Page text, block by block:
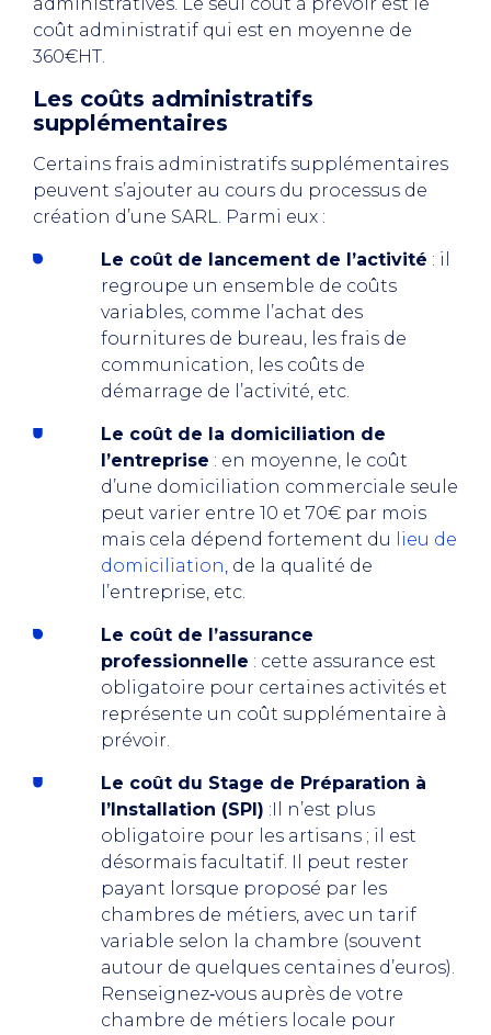
coût administratif qui est en moyenne de
360€HT.
Les coûts administratifs
supplémentaires
Certains frais administratifs supplémentaires
peuvent s’ajouter au cours du processus de
création d’une SARL. Parmi eux :
Le coût de lancement de l’activité : il
regroupe un ensemble de coûts
variables, comme l’achat des
fournitures de bureau, les frais de
communication, les coûts de
démarrage de l’activité, etc.
Le coût de la domiciliation de
l’entreprise : en moyenne, le coût
d’une domiciliation commerciale seule
peut varier entre 10 et 70€ par mois
mais cela dépend fortement du
lieu de
domiciliation, de la qualité de
l’entreprise, etc.
Le coût de l’assurance
professionnelle : cette assurance est
obligatoire pour certaines activités et
représente un coût supplémentaire à
prévoir.
Le coût du Stage de Préparation à
l’Installation (SPI) :Il n’est plus
obligatoire pour les artisans ; il est
désormais facultatif. Il peut rester
payant lorsque proposé par les
chambres de métiers, avec un tarif
variable selon la chambre (souvent
autour de quelques centaines d’euros).
Renseignez‑vous auprès de votre
chambre de métiers locale pour